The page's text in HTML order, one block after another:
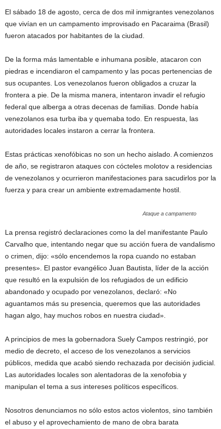
El sábado 18 de agosto, cerca de dos mil inmigrantes venezolanos
que vivían en un campamento improvisado en Pacaraima (Brasil)
fueron atacados por habitantes de la ciudad.
De la forma más lamentable e inhumana posible, atacaron con
piedras e incendiaron el campamento y las pocas pertenencias de
sus ocupantes. Los venezolanos fueron obligados a cruzar la
frontera a pie. De la misma manera, intentaron invadir el refugio
federal que alberga a otras decenas de familias. Donde había
venezolanos esa turba iba y quemaba todo. En respuesta, las
autoridades locales instaron a cerrar la frontera.
Estas prácticas xenofóbicas no son un hecho aislado. A comienzos
de año, se registraron ataques con cócteles molotov a residencias
de venezolanos y ocurrieron manifestaciones para sacudirlos por la
fuerza y ​​para crear un ambiente extremadamente hostil.
Ataque a campamento
La prensa registró declaraciones como la del manifestante Paulo
Carvalho que, intentando negar que su acción fuera de vandalismo
o crimen, dijo: «sólo encendemos la ropa cuando no estaban
presentes». El pastor evangélico Juan Bautista, líder de la acción
que resultó en la expulsión de los refugiados de un edificio
abandonado y ocupado por venezolanos, declaró: «No
aguantamos más su presencia, queremos que las autoridades
hagan algo, hay muchos robos en nuestra ciudad».
A principios de mes la gobernadora Suely Campos restringió, por
medio de decreto, el acceso de los venezolanos a servicios
públicos, medida que acabó siendo rechazada por decisión judicial.
Las autoridades locales son alentadoras de la xenofobia y
manipulan el tema a sus intereses políticos específicos.
Nosotros denunciamos no sólo estos actos violentos, sino también
el abuso y el aprovechamiento de mano de obra barata